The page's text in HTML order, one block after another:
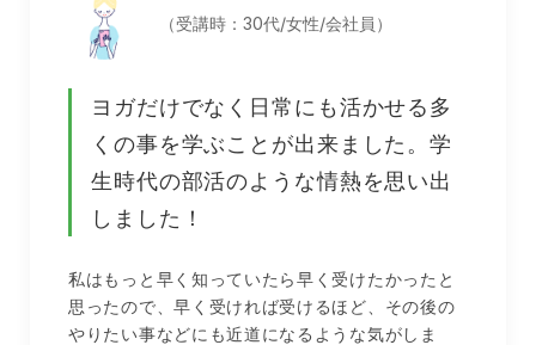
（受講時：30代/女性/会社員）
ヨガだけでなく日常にも活かせる多
くの事を学ぶことが出来ました。学
生時代の部活のような情熱を思い出
しました！
私はもっと早く知っていたら早く受けたかったと
思ったので、早く受ければ受けるほど、その後の
やりたい事などにも近道になるような気がしま